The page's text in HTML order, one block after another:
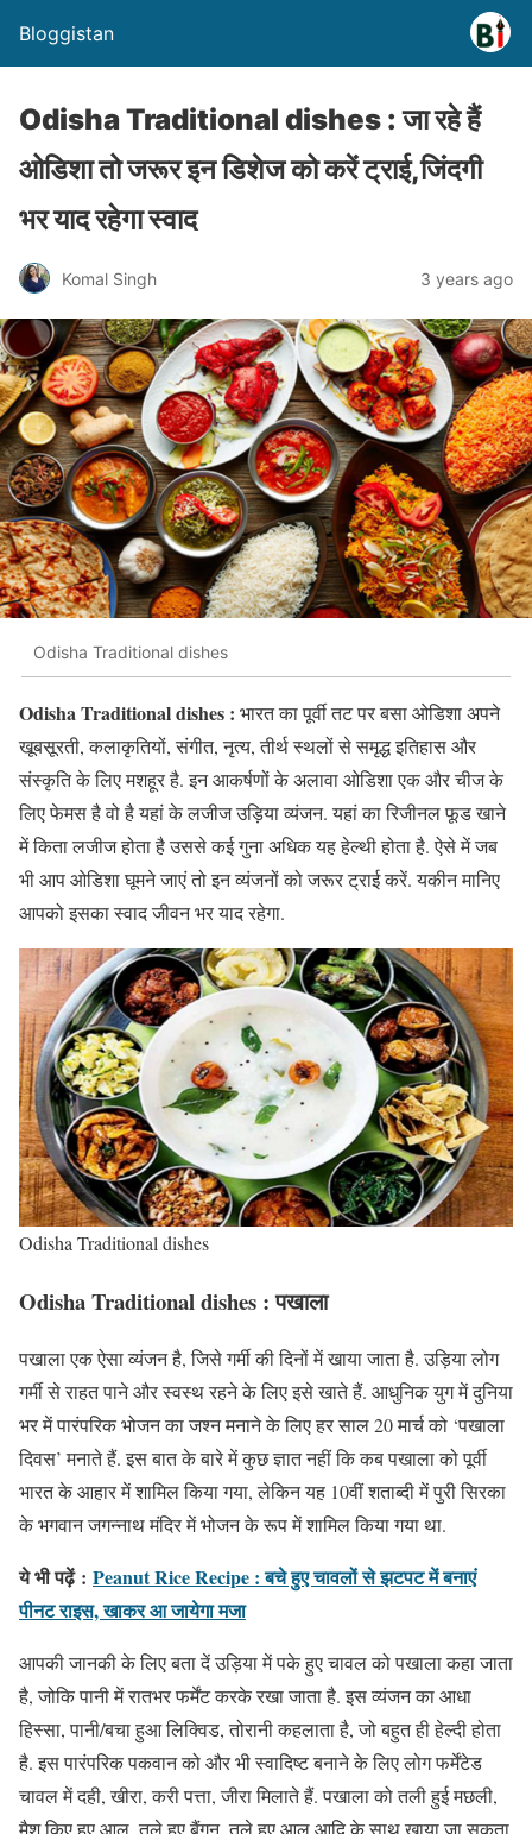
Bloggistan
Odisha Traditional dishes : जा रहे हैं
ओडिशा तो जरूर इन डिशेज को करें ट्राई,जिंदगी
भर याद रहेगा स्वाद
Komal Singh 3 years ago
Odisha Traditional dishes
Odisha Traditional dishes : भारत का पूर्वी तट पर बसा ओडिशा अपने
खूबसूरती, कलाकृतियों, संगीत, नृत्य, तीर्थ स्थलों से समृद्ध इतिहास और
संस्कृति के लिए मशहूर है. इन आकर्षणों के अलावा ओडिशा एक और चीज के
लिए फेमस है वो है यहां के लजीज उड़िया व्यंजन. यहां का रिजीनल फूड खाने
में किता लजीज होता है उससे कई गुना अधिक यह हेल्थी होता है. ऐसे में जब
भी आप ओडिशा घूमने जाएं तो इन व्यंजनों को जरूर ट्राई करें. यकीन मानिए
आपको इसका स्वाद जीवन भर याद रहेगा.
Odisha Traditional dishes
Odisha Traditional dishes : पखाला
पखाला एक ऐसा व्यंजन है, जिसे गर्मी की दिनों में खाया जाता है. उड़िया लोग
गर्मी से राहत पाने और स्वस्थ रहने के लिए इसे खाते हैं. आधुनिक युग में दुनिया
भर में पारंपरिक भोजन का जश्न मनाने के लिए हर साल 20 मार्च को ‘पखाला
दिवस’ मनाते हैं. इस बात के बारे में कुछ ज्ञात नहीं कि कब पखाला को पूर्वी
भारत के आहार में शामिल किया गया, लेकिन यह 10वीं शताब्दी में पुरी सिरका
के भगवान जगन्नाथ मंदिर में भोजन के रूप में शामिल किया गया था.
ये भी पढ़ें : Peanut Rice Recipe : बचे हुए चावलों से झटपट में बनाएं
पीनट राइस, खाकर आ जायेगा मजा
आपकी जानकी के लिए बता दें उड़िया में पके हुए चावल को पखाला कहा जाता
है, जोकि पानी में रातभर फर्मेंट करके रखा जाता है. इस व्यंजन का आधा
हिस्सा, पानी/बचा हुआ लिक्विड, तोरानी कहलाता है, जो बहुत ही हेल्दी होता
है. इस पारंपरिक पकवान को और भी स्वादिष्ट बनाने के लिए लोग फर्मेंटेड
चावल में दही, खीरा, करी पत्ता, जीरा मिलाते हैं. पखाला को तली हुई मछली,